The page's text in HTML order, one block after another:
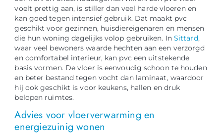
voelt prettig aan, is stiller dan veel harde vloeren en
kan goed tegen intensief gebruik. Dat maakt pvc
geschikt voor gezinnen, huisdiereigenaren en mensen
die hun woning dagelijks volop gebruiken. In Sittard,
waar veel bewoners waarde hechten aan een verzorgd
en comfortabel interieur, kan pvc een uitstekende
basis vormen. De vloer is eenvoudig schoon te houden
en beter bestand tegen vocht dan laminaat, waardoor
hij ook geschikt is voor keukens, hallen en druk
belopen ruimtes.
Advies voor vloerverwarming en
energiezuinig wonen